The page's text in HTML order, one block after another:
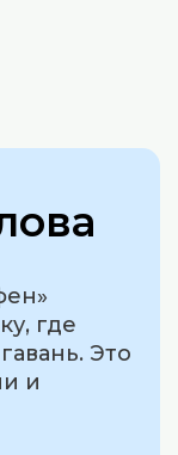
где
Это
и